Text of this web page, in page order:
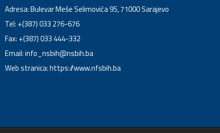
Adresa: Bulevar Meše Selimovića 95, 71000 Sarajevo
Tel: +(387) 033 276-676
Fax: +(387) 033 444-332
Email:info_nsbih@nsbih.ba
Web stranica: https://www.nfsbih.ba